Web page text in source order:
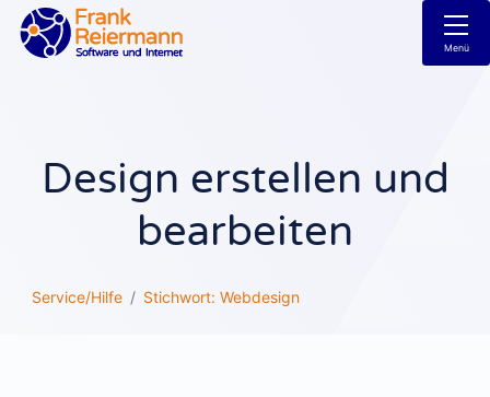
Menü
Design erstellen und
bearbeiten
Service/Hilfe Stichwort: Webdesign